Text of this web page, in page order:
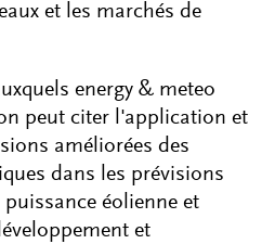
et les marchés de
energy & meteo
peut citer l'application et
améliorées des
dans les prévisions
éolienne et
et